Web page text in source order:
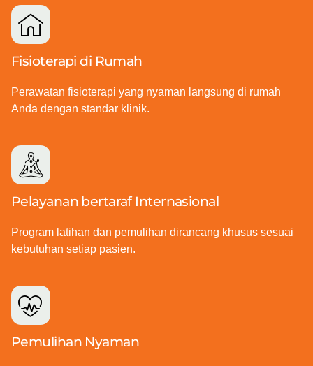
Fisioterapi di Rumah
Perawatan fisioterapi yang nyaman langsung di rumah
Anda dengan standar klinik.
Pelayanan bertaraf Internasional
Program latihan dan pemulihan dirancang khusus sesuai
kebutuhan setiap pasien.
Pemulihan Nyaman